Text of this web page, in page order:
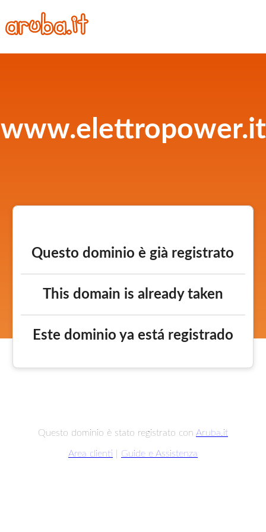
www.elettropower.it
Questo dominio è già registrato
This domain is already taken
Este dominio ya está registrado
Questo dominio è stato registrato con Aruba.it
Area clienti Guide e Assistenza